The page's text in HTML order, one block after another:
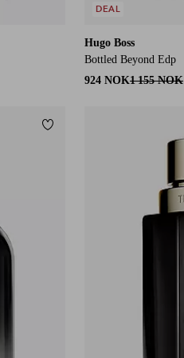
Hugo Boss
Bottled Beyond Edp
924 NOK1 155 NOK
DEAL
Legg til favoritter